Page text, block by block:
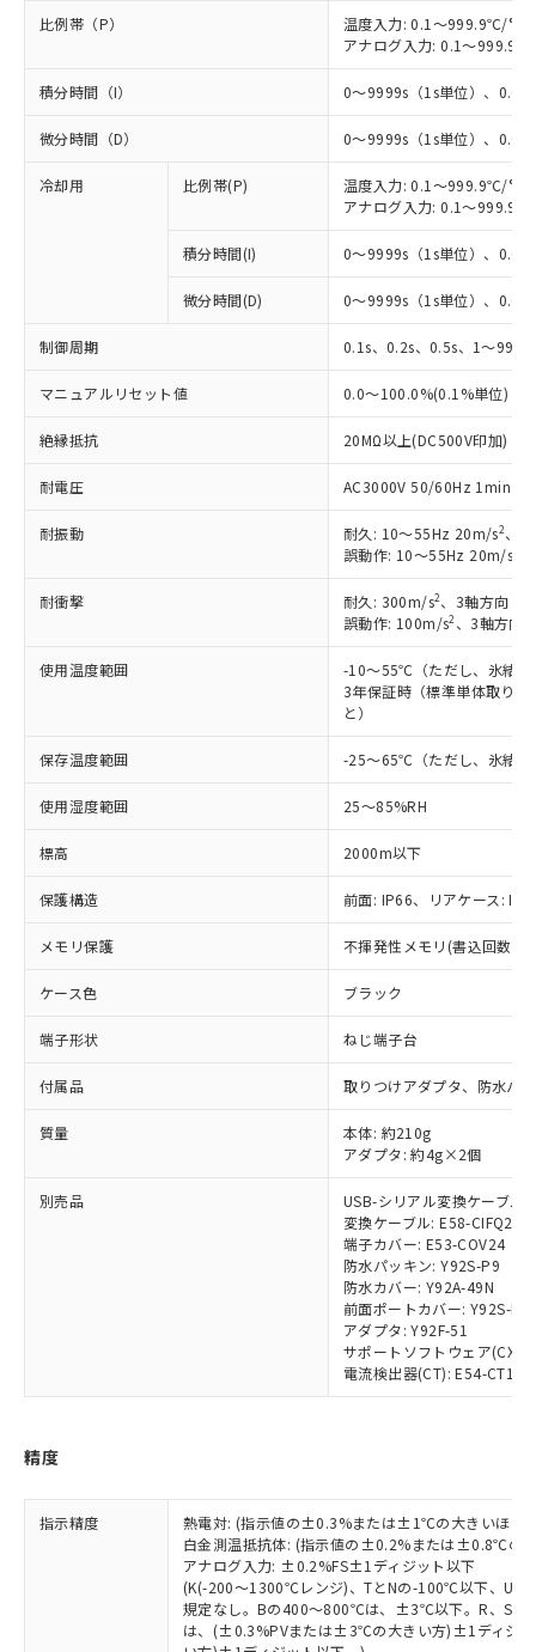
比例帯（P）
温度入力: 0.1～999.9℃/°F
アナログ入力: 0.1～
積分時間（I） 0～9999s（1s単位）、0.0
微分時間（D） 0～9999s（1s単位）、0.0
冷却用 比例帯(P)
温度入力: 0.1～999.9℃/°F
アナログ入力: 0.1～
積分時間(I) 0～9999s（1s単位）、0.0
微分時間(D) 0～9999s（1s単位）、0.0
制御周期 0.1s、0.2s、0.5s、1～99s
マニュアルリセット値 0.0～100.0%(0.1%単位)
絶縁抵抗 20MΩ以上(DC500V印加)
耐電圧 AC3000V 50/60Hz 1min (
耐振動 耐久: 10～55Hz 20m/s2、3
誤動作: 10～55Hz 20m/s
耐衝撃 耐久: 300m/s2、3軸方向 各
誤動作: 100m/s2 、3軸方向
使用温度範囲
-10～55℃（ただし、氷結、
3年保証時（標準単体取り
と）
保存温度範囲 -25～65℃（ただし、氷結、
使用湿度範囲 25～85%RH
標高 2000m以下
保護構造 前面: IP66、リアケース:
メモリ保護 不揮発性メモリ(書込回数:
ケース色 ブラック
端子形状 ねじ端子台
付属品 取りつけアダプタ、防水パ
質量
本体: 約210g
アダプタ: 約4g×2個
別売品
USB-シリアル変換ケーブル:
変換ケーブル: E58-CIFQ2-E
端子カバー: E53-COV24
防水パッキン: Y92S-P9
防水カバー: Y92A-49N
前面ポートカバー: Y92S-P7
アダプタ: Y92F-51
サポートソフトウェア(CX-
電流検出器(CT): E54-CT1/
精度
指示精度
熱電対: (指示値の±0.3%または±1℃の大きいほう
白金測温抵抗体: (指示値の±0.2%または±0.8℃の
アナログ入力: ±0.2%FS±1ディジット以下
(K(-200～1300℃レンジ)、TとNの-100℃以下、U
規定なし。Bの400～800℃は、±3℃以下。R、S
は、(±0.3%PVまたは±3℃の大きい方)±1ディジ
以下の条件をお読みいただき、同意のうえ
本サービスは、当社制御機器事業取扱
商品の当社在庫状況および標準価格
(税抜)を提供させていただくもので
在庫状況および標準価格照会結果は、
記載している更新日時点での社内デー
タに基づき作成されるものであり、閲
覧された時点での実際の在庫および標
準価格とは異なる場合があることをご
了承ください。
※1 対応状況
対応済み：EU RoHS指令（10物質）の
非含有に対応した製品が提供可能な商品で
対応予定：EU RoHS指令（10物質）の非含
有に対応した製品に切り替える予定のある
対応予定なし：EU RoHS指令（10物質）の
非含有に非対応の商品で、対応品を出す予
調査・確認中：EU RoHS指令（10物質）の
非含有の対応状況を調査中または確認中の
非該当品：ライセンス料など無形物で、有
むを得ず変更することがあります。
*EU RoHS指令（10物質）：
鉛(Pb) 1000ppm以下、 水銀(Hg) 1000ppm以下、 カド
ミウム(Cd) 100ppm以下、
六価クロム(Cr(Ⅵ)) 1000ppm以下、ポリ臭化ビフェニル
類(PBB) 1000ppm以下、ポリ臭化ジフェニルエーテル類
(PBDE) 1000ppm以下、フタル酸ビス(2-エチルヘキシ
「○」：最大均質材料含有率が中国RoHSの
「－」：未確認です。当社販売部門へお問
い合わせください。
*中国RoHS10物質の基準値 (GB/T26572)：
Pb(鉛) :1000ppm、 Hg(水銀) : 1000ppm、 Cd(カドミウ
ム) : 100ppm、
Cr(Ⅵ)(六価クロム) : 1000ppm、 PBBs(ポリ臭化ビフェ
ニル類) : 1000ppm、 PBDEs(ポリ臭化ジフェニルエーテ
為替および外国貿易法に定める商品
（以下｢規制貨物等」という）を輸出
または国外への提供する場合は、日本
国政府の輸出許可(または役務取引許
可)を取得するなどの必要な手続きを
とります。
説明
一定数以上の在庫あり